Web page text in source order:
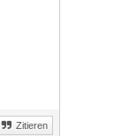
Zitieren